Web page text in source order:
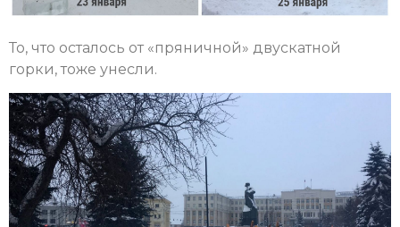
То, что осталось от «пряничной» двускатной
горки, тоже унесли.